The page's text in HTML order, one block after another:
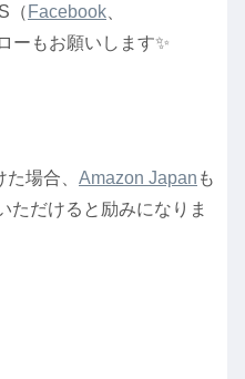
（ Facebook
ーもお願いします✨
場合、 Amazon Japan も
ただけると励みになりま